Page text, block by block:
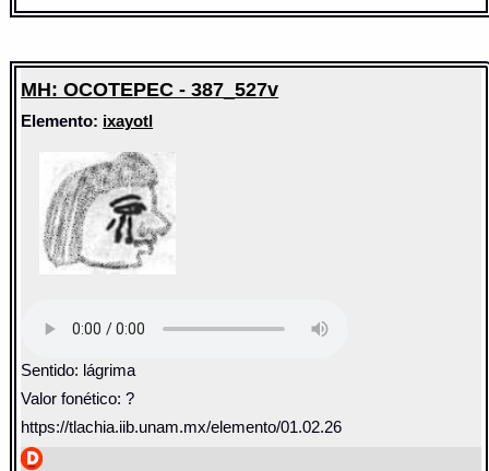
MH: OCOTEPEC - 387_527v
Elemento: ixayotl
Sentido: lágrima
Valor fonético: ?
https://tlachia.iib.unam.mx/elemento/01.02.26